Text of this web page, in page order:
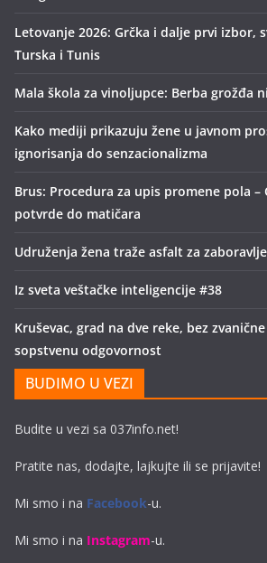
Letovanje 2026: Grčka i dalje prvi izbor,
Turska i Tunis
Mala škola za vinoljupce: Berba grožđa
Kako mediji prikazuju žene u javnom
ignorisanja do senzacionalizma
Brus: Procedura za upis promene pola –
potvrde do matičara
Udruženja žena traže asfalt za
Iz sveta veštačke inteligencije #38
Kruševac, grad na dve reke, bez
sopstvenu odgovornost
BUDIMO U VEZI
Budite u vezi sa 037info.net!
Pratite nas, dodajte, lajkujte ili se prijavite!
Mi smo i na Facebook-u.
Mi smo i na Instagram-u.